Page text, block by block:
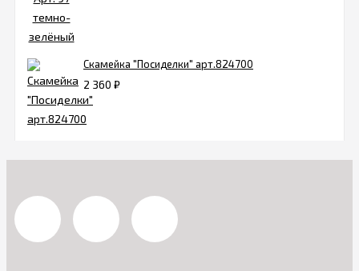
Скамейка "Посиделки" арт.824700
2 360 ₽